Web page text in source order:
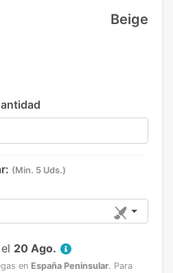
Beige
(Min. 5 Uds.)
20 Ago.
en España Peninsular. Para